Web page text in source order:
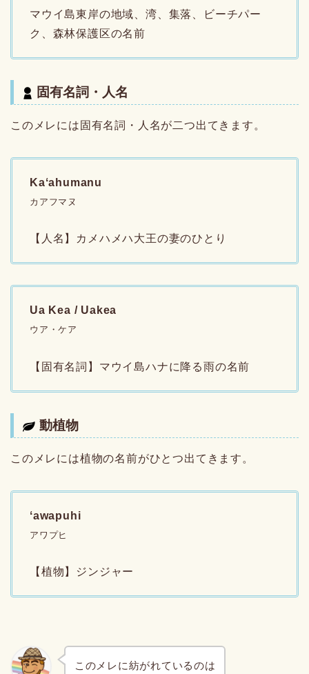
マウイ島東岸の地域、湾、集落、ビーチパー
ク、森林保護区の名前
固有名詞・人名
このメレには固有名詞・人名が二つ出てきます。
Kaʻahumanu
カアフマヌ
【人名】カメハメハ大王の妻のひとり
Ua Kea / Uakea
ウア・ケア
【固有名詞】マウイ島ハナに降る雨の名前
動植物
このメレには植物の名前がひとつ出てきます。
ʻawapuhi
アワプヒ
【植物】ジンジャー
このメレに紡がれているのは